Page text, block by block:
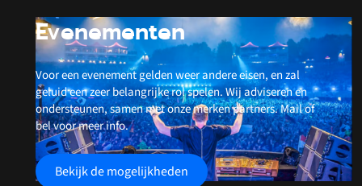
Evenementen
Voor een evenement gelden weer andere eisen, en zal
geluid een zeer belangrijke rol spelen. Wij adviseren en
ondersteunen, samen met onze merken partners. Mail of
bel voor meer info.
Bekijk de mogelijkheden